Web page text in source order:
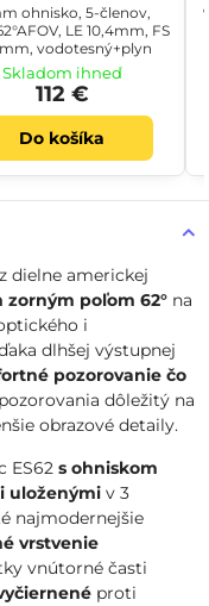
dielne americkej
zorným poľom 62° na
i
dlhšej výstupnej
pozorovanie čo
dôležitý na
obrazové detaily.
ES62 s ohniskom
uloženými v 3
najmodernejšie
vrstvenie
vnútorné časti
proti
ohnisko, 5-členov,
LE 10,4mm, FS
vodotesný+plyn
Skladom ihneď
112 €
Do košíka